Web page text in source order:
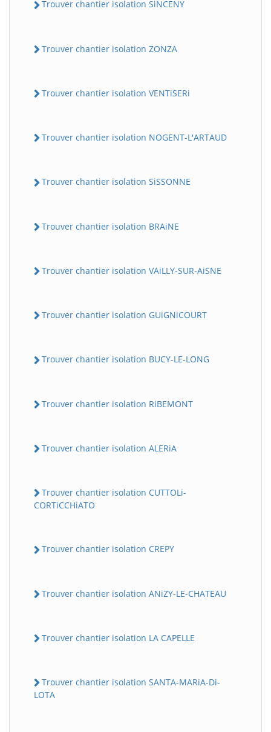
Trouver chantier isolation SiNCENY
Trouver chantier isolation ZONZA
Trouver chantier isolation VENTiSERi
Trouver chantier isolation NOGENT-L'ARTAUD
Trouver chantier isolation SiSSONNE
Trouver chantier isolation BRAiNE
Trouver chantier isolation VAiLLY-SUR-AiSNE
Trouver chantier isolation GUiGNiCOURT
Trouver chantier isolation BUCY-LE-LONG
Trouver chantier isolation RiBEMONT
Trouver chantier isolation ALERiA
Trouver chantier isolation CUTTOLi-
CORTiCCHiATO
Trouver chantier isolation CREPY
Trouver chantier isolation ANiZY-LE-CHATEAU
Trouver chantier isolation LA CAPELLE
Trouver chantier isolation SANTA-MARiA-Di-
LOTA